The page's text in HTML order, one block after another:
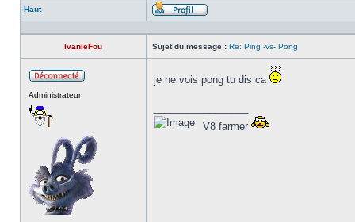
Haut
Profil
IvanleFou Sujet du message : Re: Ping -vs- Pong
Administrateur
je ne vois pong tu dis ca
V8 farmer